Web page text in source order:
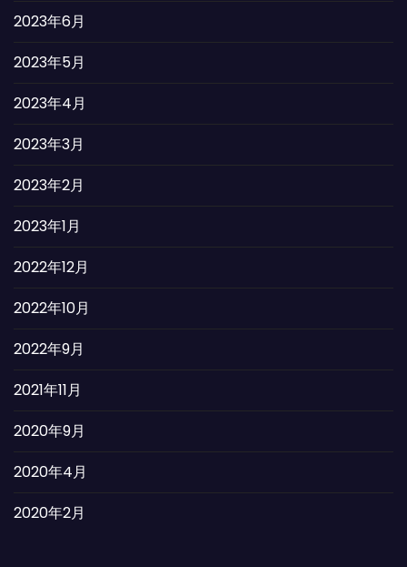
2023年6月
2023年5月
2023年4月
2023年3月
2023年2月
2023年1月
2022年12月
2022年10月
2022年9月
2021年11月
2020年9月
2020年4月
2020年2月